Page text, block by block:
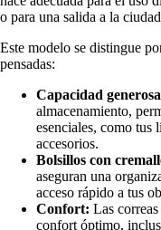
o para una salida a la
Este modelo se distingue
pensadas:
Capacidad
almacenamiento,
esenciales, como tus
accesorios.
Bolsillos con
aseguran una
acceso rápido a tus
Confort: Las
confort óptimo,